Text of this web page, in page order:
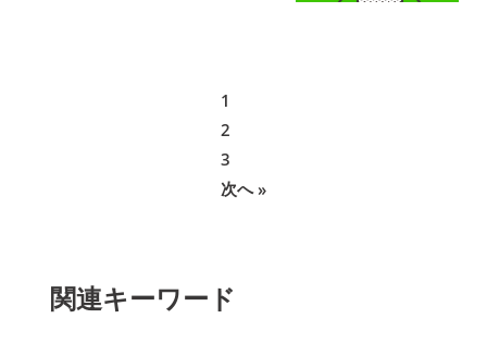
1
2
3
次へ »
関連キーワード